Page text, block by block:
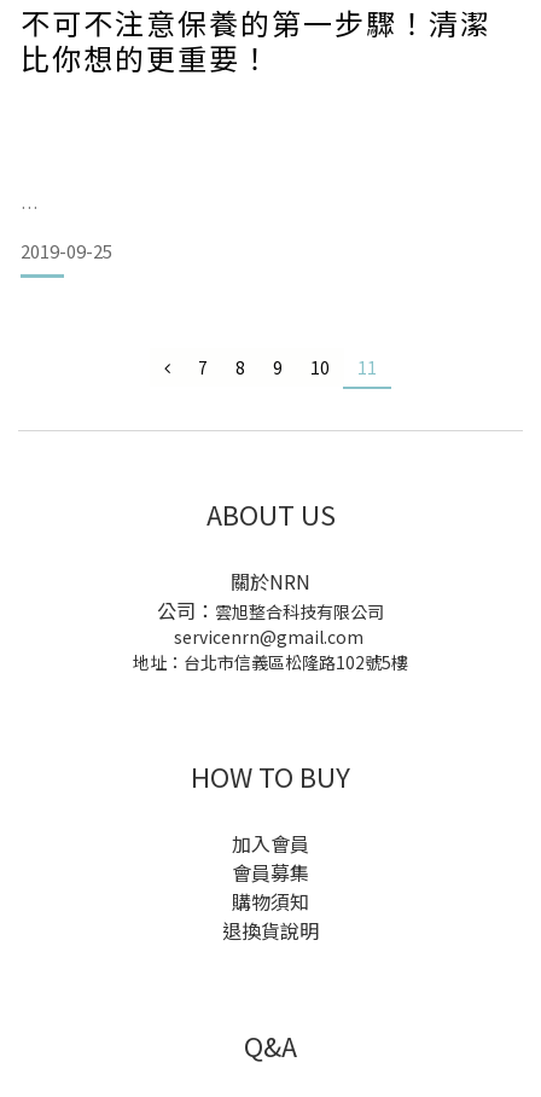
您【NRN有機驢奶皂】符合最高等級的有機標準，不僅材料需
要含高比例的天然成分，更
不可不注意保養的第一步驟！清潔
比你想的更重要！
2019-09-25
7 8 9 10 11
ABOUT US
關於NRN
公司： 雲旭整合科技有限公司
servicenrn@gmail.com
地址：台北市信義區松隆路102號5樓
HOW TO BUY
加入會員
會員募集
購物須知
退換貨說明
Q&A